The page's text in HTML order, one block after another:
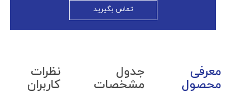
تماس بگیرید
معرفی
محصول
جدول
مشخصات
نظرات
کاربران